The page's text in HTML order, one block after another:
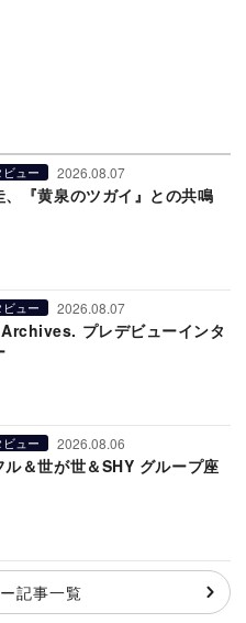
ビュー 2026.08.07
、『黄泉のツガイ』との共鳴
ビュー 2026.08.07
プレデビューインタ
ビュー 2026.08.06
ル＆世が世＆SHY グループ座
記事一覧